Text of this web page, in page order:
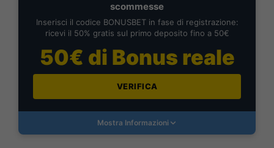
scommesse
Inserisci il codice BONUSBET in fase di registrazione:
ricevi il 50% gratis sul primo deposito fino a 50€
50€ di Bonus reale
VERIFICA
Mostra Informazioni